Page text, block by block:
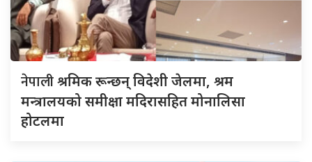
नेपालीश्रमिक रून्छन् विदेशी जेलमा, श्रम
मन्त्रालयको समीक्षा मदिरासहित मोनालिसा
होटलमा